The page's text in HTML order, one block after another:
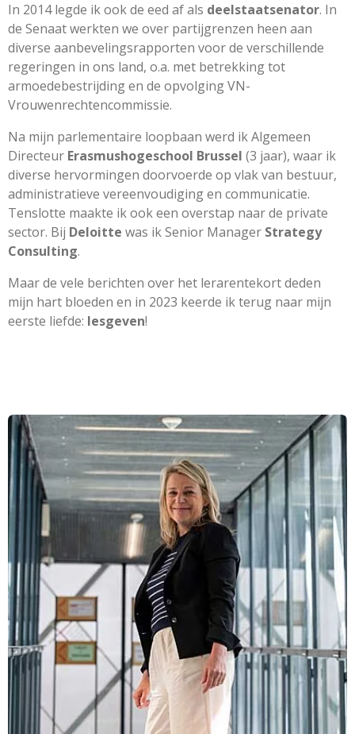
In 2014 legde ik ook de eed af als deelstaatsenator. In
de Senaat werkten we over partijgrenzen heen aan
diverse aanbevelingsrapporten voor de verschillende
regeringen in ons land, o.a. met betrekking tot
armoedebestrijding en de opvolging VN-
Vrouwenrechtencommissie.
Na mijn parlementaire loopbaan werd ik Algemeen
Directeur Erasmushogeschool Brussel (3 jaar), waar ik
diverse hervormingen doorvoerde op vlak van bestuur,
administratieve vereenvoudiging en communicatie.
Tenslotte maakte ik ook een overstap naar de private
sector. Bij Deloitte was ik Senior Manager Strategy
Consulting.
Maar de vele berichten over het lerarentekort deden
mijn hart bloeden en in 2023 keerde ik terug naar mijn
eerste liefde: lesgeven!